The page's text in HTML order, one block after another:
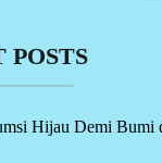
POSTS
Hijau Demi Bumi